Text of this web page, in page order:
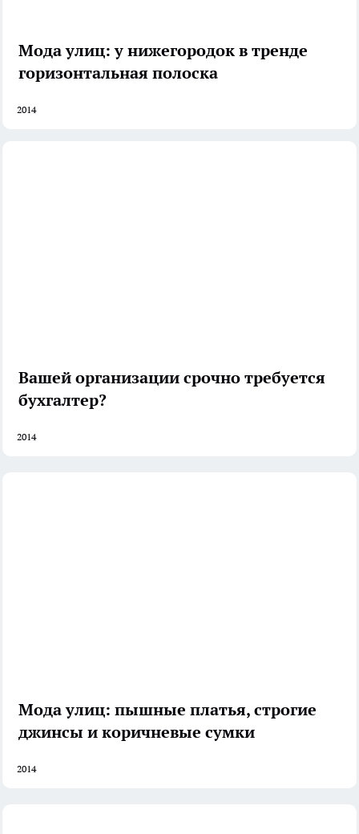
Мода улиц: у нижегородок в тренде
горизонтальная полоска
2014
Вашей организации срочно требуется
бухгалтер?
2014
Мода улиц: пышные платья, строгие
джинсы и коричневые сумки
2014